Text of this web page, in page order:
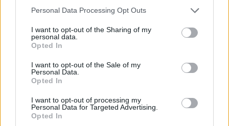
Please note that this website/app uses one or more Google
not limited to your visit or usage behaviour. You may click to
grant or deny consent to Google and its third-party tags to
use your data for below specified purposes in below Google
consent section.
Personal Data Processing Opt Outs
I want to opt-out of the Sharing of my
personal data.
Opted In
I want to opt-out of the Sale of my
Personal Data.
Opted In
I want to opt-out of processing my
Personal Data for Targeted Advertising.
Opted In
Erőteljes, játékos, nagyon ajánlott fine
dining
Szólj hozzá!
A hozzászóláshoz be kell lépned!